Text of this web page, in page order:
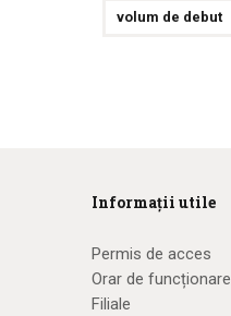
volum de debut
Informații utile
Permis de acces
Orar de funcționare
Filiale